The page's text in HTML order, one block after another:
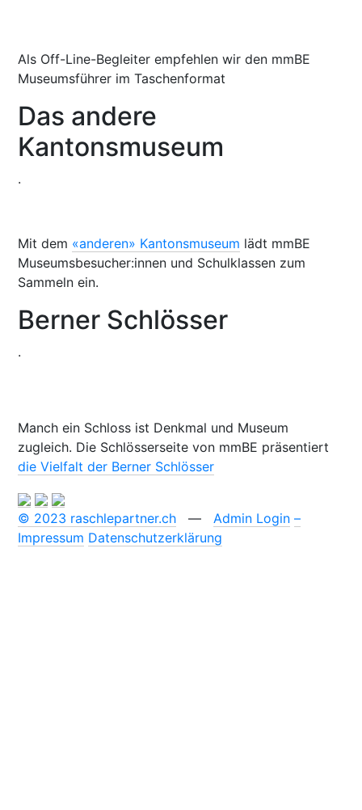
Als Off-Line-Begleiter empfehlen wir den mmBE
Museumsführer im Taschenformat
Das andere
Kantonsmuseum
.
Mit dem «anderen» Kantonsmuseum lädt mmBE
Museumsbesucher:innen und Schulklassen zum
Sammeln ein.
Berner Schlösser
.
Manch ein Schloss ist Denkmal und Museum
zugleich. Die Schlösserseite von mmBE präsentiert
die Vielfalt der Berner Schlösser
© 2023 raschlepartner.ch — Admin Login –
Impressum Datenschutzerklärung